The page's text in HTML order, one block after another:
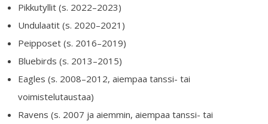
Pikkutyllit (s. 2022–2023)
Undulaatit (s. 2020–2021)
Peipposet (s. 2016–2019)
Bluebirds (s. 2013–2015)
Eagles (s. 2008–2012, aiempaa tanssi- tai
voimistelutaustaa)
Ravens (s. 2007 ja aiemmin, aiempaa tanssi- tai